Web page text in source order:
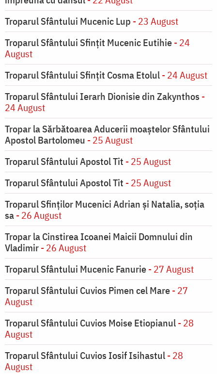
Troparul Sfântului Mucenic Lup - 23 August
Troparul Sfântului Sfinţit Mucenic Eutihie- 24
August
Troparul Sfântului Sfinţit Cosma Etolul- 24 August
Troparul Sfântului Ierarh Dionisie din Zakynthos -
24 August
Tropar la Sărbătoarea Aducerii moaştelor Sfântului
Apostol Bartolomeu - 25 August
Troparul Sfântului Apostol Tit - 25 August
Troparul Sfântului Apostol Tit - 25 August
Troparul Sfinţilor Mucenici Adrian şi Natalia, soţia
sa- 26 August
Tropar la Cinstirea Icoanei Maicii Domnului din
Vladimir- 26 August
Troparul Sfântului Mucenic Fanurie- 27 August
Troparul Sfântului Cuvios Pimen cel Mare- 27
August
Troparul Sfântului Cuvios Moise Etiopianul- 28
August
Troparul Sfântului Cuvios Iosif Isihastul- 28
August